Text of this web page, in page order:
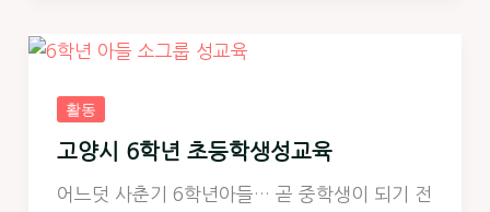
활동
고양시 6학년 초등학생성교육
어느덧 사춘기 6학년아들… 곧 중학생이 되기 전